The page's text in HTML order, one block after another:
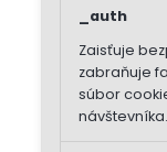
_auth
Zaisťuje
zabraňuje
súbor
návštevníka.